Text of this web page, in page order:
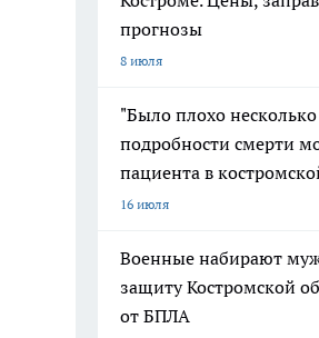
прогнозы
8 июля
"Было плохо
подробности смерти
пациента в
16 июля
Военные набирают
защиту Костромской
от БПЛА